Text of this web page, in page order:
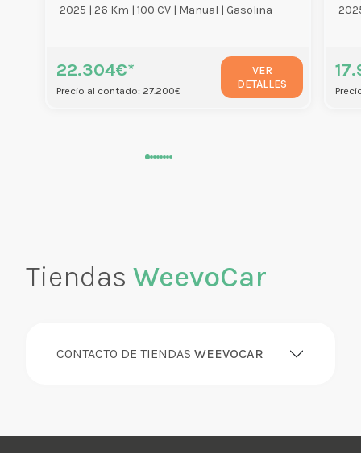
2025 | 26 Km | 100 CV | Manual | Gasolina
22.304€*
Precio al contado: 27.200€
VER
DETALLES
Tiendas WeevoCar
CONTACTO DE TIENDASWEEVOCAR